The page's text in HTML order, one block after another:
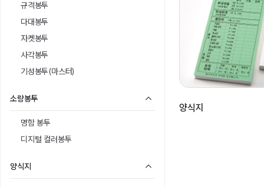
규격봉투
다대봉투
자켓봉투
사각봉투
기성봉투(마스터)
소량봉투
명함 봉투
디지털 컬러봉투
양식지
양식지